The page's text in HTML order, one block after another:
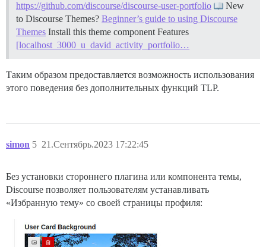
https://github.com/discourse/discourse-user-portfolio
New
to Discourse Themes? Beginner’s guide to using Discourse
Themes Install this theme component Features
[localhost_3000_u_david_activity_portfolio…
Таким образом предоставляется возможность использования
этого поведения без дополнительных функций TLP.
simon 21.Сентябрь.2023 17:22:45
5
Без установки стороннего плагина или компонента темы,
Discourse позволяет пользователям устанавливать
«Избранную тему» со своей страницы профиля: